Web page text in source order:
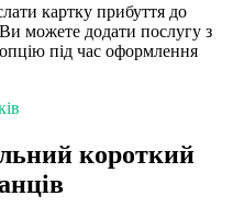
картку прибуття до
можете додати послугу з
під час оформлення
короткий